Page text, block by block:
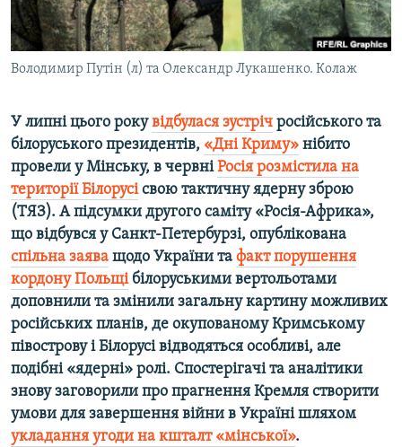
УКРАЇНСЬКА ПРОБЛЕМА КРИМУ
ІНФОГРАФІКА
ДОЛУЧАЙСЯ!
Усі сайти RFE/RL
Володимир Путін (л) та Олександр Лукашенко. Колаж
У липні цього рокувідбулася зустріч російського та
білоруського президентів, «Дні Криму» нібито
провели у Мінську, в червніРосія розмістила на
території Білорусісвою тактичну ядерну зброю
(ТЯЗ). А підсумки другого саміту «Росія-Африка»,
що відбувся у Санкт-Петербурзі, опублікована
спільна заява щодо України та факт порушення
кордону Польщібілоруськими вертольотами
доповнили та змінили загальну картину можливих
російських планів, де окупованому Кримському
півострову і Білорусі відводяться особливі, але
подібні «ядерні» ролі. Спостерігачі та аналітики
знову заговорили про прагнення Кремля створити
умови для завершення війни в Україні шляхом
укладання угоди на кшталт «мінської».